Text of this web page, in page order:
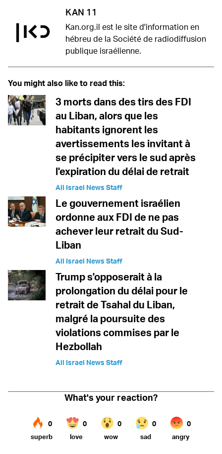
KAN 11
Kan.org.il est le site d'information en
hébreu de la Société de radiodiffusion
publique israélienne.
You might also like to read this:
3 morts dans des tirs des FDI
au Liban, alors que les
habitants ignorent les
avertissements les invitant à
se précipiter vers le sud après
l'expiration du délai de retrait
All Israel News Staff
Le gouvernement israélien
ordonne aux FDI de ne pas
achever leur retrait du Sud-
Liban
All Israel News Staff
Trump s'opposerait à la
prolongation du délai pour le
retrait de Tsahal du Liban,
malgré la poursuite des
violations commises par le
Hezbollah
All Israel News Staff